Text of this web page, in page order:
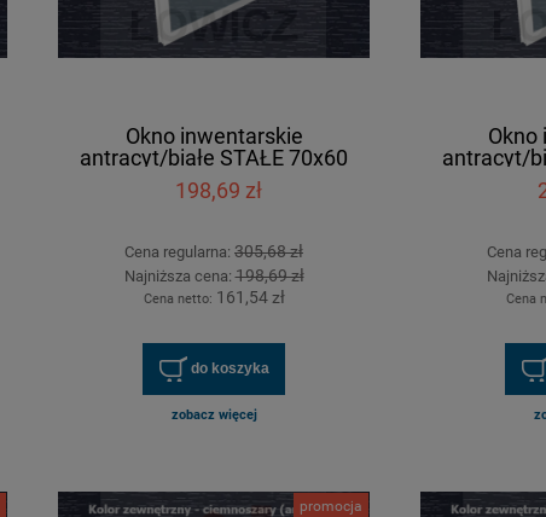
Okno inwentarskie
antracyt/białe STAŁE 70x60
[cm]
198,69 zł
Cena regularna: 305,68 zł
Najniższa cena:198,69 zł
Cena netto: 161,54 zł
do koszyka
zobacz więcej
Okno
antracyt/
Cena
Cena
promocja